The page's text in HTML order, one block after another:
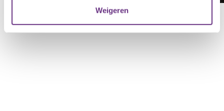
U kunt uw toestemming op elk moment wijzigen of
Weigeren